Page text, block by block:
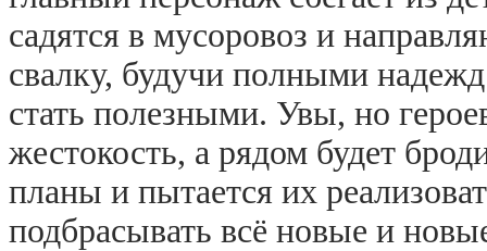
садятся в мусоровоз и
свалку, будучи полными
стать полезными. Увы, но
жестокость, а рядом будет
планы и пытается их
подбрасывать всё новые и